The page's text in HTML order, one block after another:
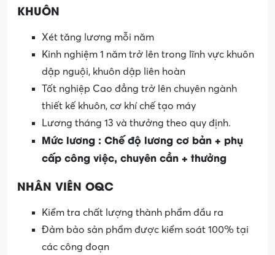
KHUÔN
Xét tăng lương mỗi năm
Kinh nghiệm 1 năm trở lên trong lĩnh vực khuôn
dập nguội, khuôn dập liên hoàn
Tốt nghiệp Cao đẳng trở lên chuyên ngành
thiết kế khuôn, cơ khí chế tạo máy
Lương tháng 13 và thưởng theo quy định.
Mức lương : Chế độ lương cơ bản + phụ
cấp công việc, chuyên cần + thưởng
NHÂN VIÊN OQC
Kiểm tra chất lượng thành phẩm đầu ra
Đảm bảo sản phẩm được kiểm soát 100% tại
các công đoạn